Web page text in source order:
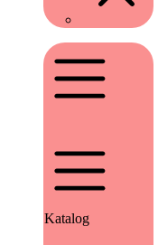
Katalog